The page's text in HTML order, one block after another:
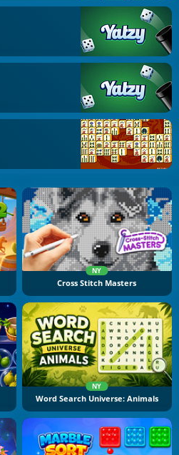
NY
Cross Stitch Masters
NY
Word Search Universe: Animals